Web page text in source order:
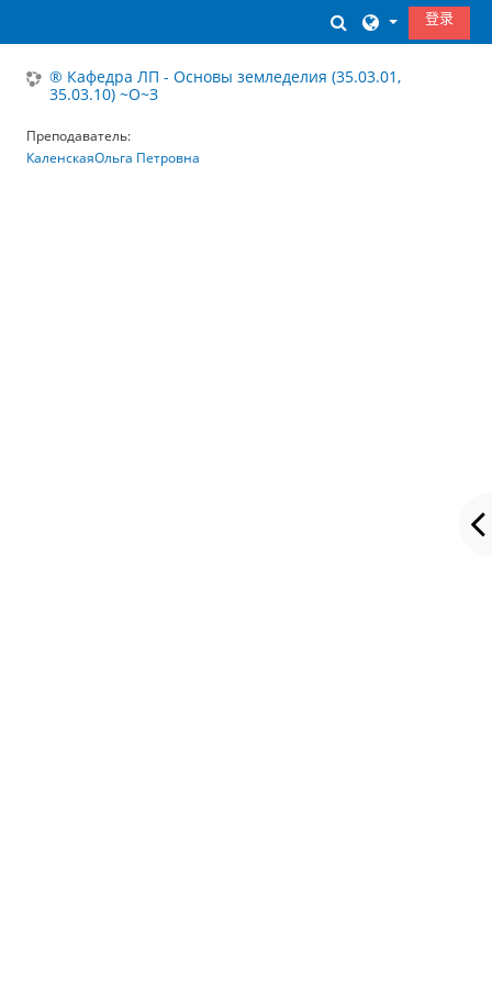
切换搜索输入
登录
® Кафедра ЛП - Основы земледелия (35.03.01,
35.03.10) ~О~З
Преподаватель:
КаленскаяОльга Петровна